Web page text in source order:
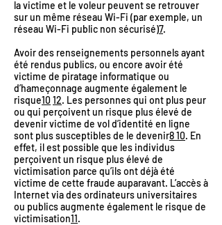
la victime et le voleur peuvent se retrouver
sur un même réseau Wi-Fi (par exemple, un
réseau Wi-Fi public non sécurisé)7.
Avoir des renseignements personnels ayant
été rendus publics, ou encore avoir été
victime de piratage informatique ou
d’hameçonnage augmente également le
risque10 12. Les personnes qui ont plus peur
ou qui perçoivent un risque plus élevé de
devenir victime de vol d’identité en ligne
sont plus susceptibles de le devenir810. En
effet, il est possible que les individus
perçoivent un risque plus élevé de
victimisation parce qu’ils ont déjà été
victime de cette fraude auparavant. L’accès à
Internet via des ordinateurs universitaires
ou publics augmente également le risque de
victimisation11.